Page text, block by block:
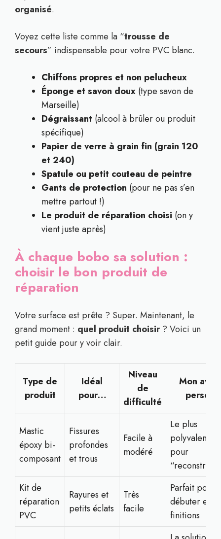
organisé.
Voyez cette liste comme la “trousse de
secours” indispensable pour votre PVC blanc.
Chiffons propres et non pelucheux
Éponge et savon doux (type savon de
Marseille)
Dégraissant (alcool à brûler ou produit
spécifique)
Papier de verre à grain fin (grain 120
et 240)
Spatule ou petit couteau de peintre
Gants de protection (pour ne pas s’en
mettre partout !)
Le produit de réparation choisi (on y
vient juste après)
À chaque bobo sa solution :
choisir le bon produit de
réparation
Votre surface est prête ? Super. Maintenant, le
grand moment : quel produit choisir? Voici un
petit guide pour y voir clair.
Type de
produit
Idéal
pour…
Niveau
de
difficulté
Mon avis
perso
Mastic
époxy bi-
composant
Fissures
profondes
et trous
Facile à
modéré
Le plus
polyvalent
pour
Kit de
réparation
PVC
Rayures et
petits éclats
Très
facile
Parfait pour
débuter et
finitions